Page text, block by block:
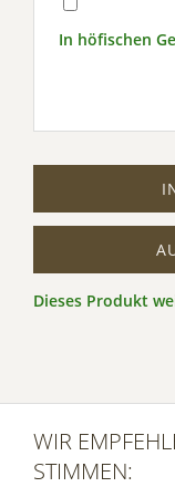
In höfischen
Dieses Produkt
WIR
STIMMEN: